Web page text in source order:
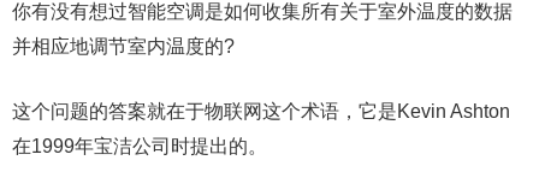
你有没有想过智能空调是如何收集所有关于室外温度的数据
并相应地调节室内温度的?
这个问题的答案就在于物联网这个术语，它是Kevin Ashton
在1999年宝洁公司时提出的。